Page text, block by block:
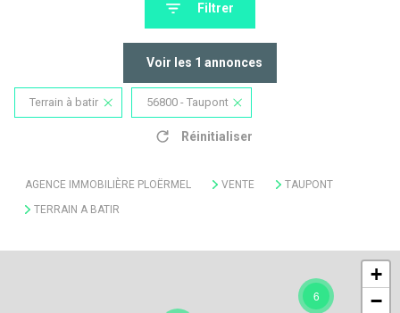
Filtrer
Voir les 1 annonces
Terrain à batir 56800 - Taupont
Réinitialiser
AGENCE IMMOBILIÈRE PLOËRMEL VENTE
TAUPONT
TERRAIN A BATIR
6
+
−